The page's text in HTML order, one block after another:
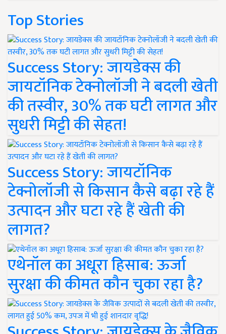
Top Stories
Success Story: जायडेक्स की
जायटॉनिक टेक्नोलॉजी ने बदली खेती
की तस्वीर, 30% तक घटी लागत और
सुधरी मिट्टी की सेहत!
Success Story: जायटॉनिक
टेक्नोलॉजी से किसान कैसे बढ़ा रहे हैं
उत्पादन और घटा रहे हैं खेती की
लागत?
एथेनॉल का अधूरा हिसाब: ऊर्जा
सुरक्षा की कीमत कौन चुका रहा है?